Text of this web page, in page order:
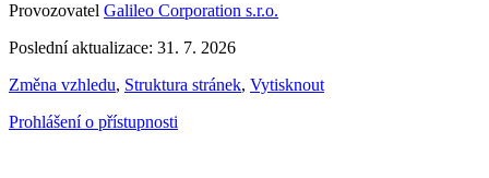
Provozovatel Galileo Corporation s.r.o.
Poslední aktualizace: 31. 7. 2026
Změna vzhledu, Struktura stránek, Vytisknout
Prohlášení o přístupnosti